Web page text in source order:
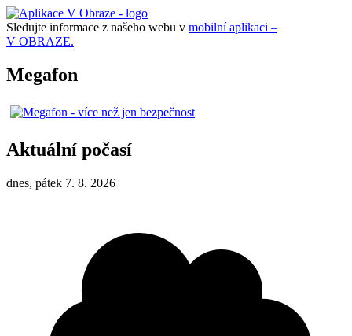
Sledujte informace z našeho webu v mobilní aplikaci –
V OBRAZE.
Megafon
Aktuální počasí
dnes, pátek 7. 8. 2026